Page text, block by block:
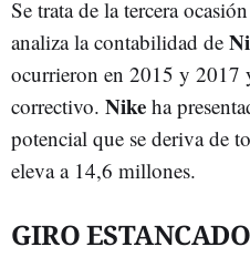
Se trata de la tercera
analiza la contabilidad de
ocurrieron en 2015 y 2017
correctivo. Nike ha
potencial que se deriva de
eleva a 14,6 millones.
GIRO ESTANCADO